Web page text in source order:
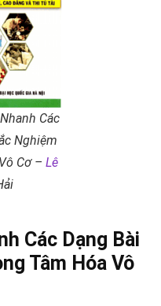
Các
Nghiệm
Cơ – Lê
Các Dạng Bài
Tâm Hóa Vô